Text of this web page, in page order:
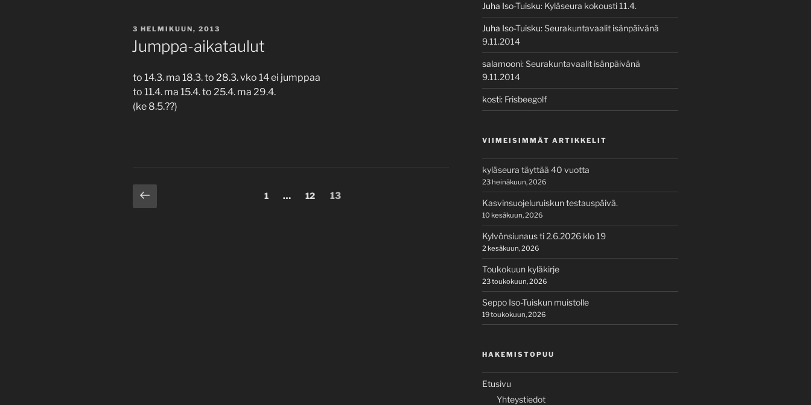
JULKAISTU
3 HELMIKUUN, 2013
Jumppa-aikataulut
to 14.3. ma 18.3. to 28.3. vko 14 ei jumppaa
to 11.4. ma 15.4. to 25.4. ma 29.4.
(ke 8.5.??)
Artikkelien
Edellinen
sivu
Sivu
1 … Sivu
12 Sivu
13
Juha Iso-Tuisku: Kyläseura kokousti 11.4.
Juha Iso-Tuisku:Seurakuntavaalit isänpäivänä
9.11.2014
salamooni:Seurakuntavaalit isänpäivänä
9.11.2014
kosti: Frisbeegolf
VIIMEISIMMÄT ARTIKKELIT
kyläseura täyttää 40 vuotta
23 heinäkuun, 2026
Kasvinsuojeluruiskun testauspäivä.
10 kesäkuun, 2026
Kylvönsiunaus ti 2.6.2026 klo 19
2 kesäkuun, 2026
Toukokuun kyläkirje
23 toukokuun, 2026
Seppo Iso-Tuiskun muistolle
19 toukokuun, 2026
HAKEMISTOPUU
Etusivu
Yhteystiedot